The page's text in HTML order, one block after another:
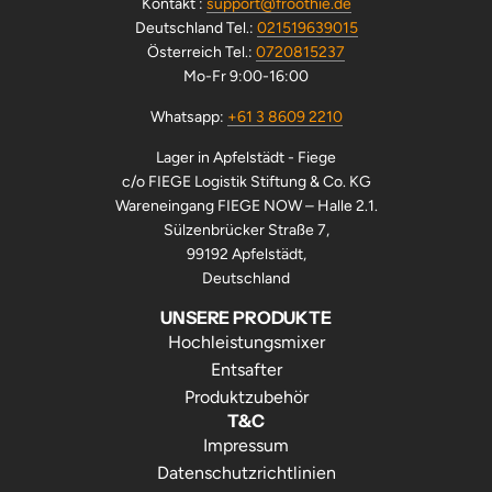
unterscheiden.
Unsere Vortex-Mixer haben 6 Edelstahlklingen im
Blendtec, Ninja oder KitchenAid finden. Die maximale
Mixergeschwindigkeit beträgt 48.000 Umdrehungen pro
Minute im Vergleich zum Vitamix A3500i, der eine
maximale Geschwindigkeit von 29.000 Umdrehungen pro
Minute hat. Die großen BPA-freien Behälter mit einem
Fassungsvermögen von 1,8 bis 2 Litern, die zu unseren
besten Mixern gehören, sind ebenfalls größer und
haltbarer und eignen sich sowohl für den Nass- als auch
für den Trockenmixer.
Zusammenfassung
Die wichtigsten Vorteile unserer besten
Deutschland Tel.: 021519639015
Österreich Tel.: 0720815237
Mo-Fr 9:00-16:00
Whatsapp: +61 3 8609 2210
Lager in Apfelstädt - Fiege
c/o FIEGE Logistik Stiftung & Co. KG
Wareneingang FIEGE NOW – Halle 2.1.
Sülzenbrücker Straße 7,
99192 Apfelstädt,
Deutschland
UNSERE PRODUKTE
Hochleistungsmixer
Entsafter
Produktzubehör
T&C
Impressum
Datenschutzrichtlinien